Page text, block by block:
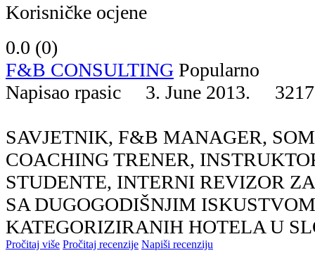
Korisničke ocjene
0.0 (0)
F&B CONSULTING Popularno
Napisao rpasic 3. June 2013. 3217
SAVJETNIK, F&B MANAGER,
COACHING TRENER,
STUDENTE, INTERNI REVIZOR
SA DUGOGODIŠNJIM
KATEGORIZIRANIH HOTELA U
Pročitaj više Pročitaj recenzije Napiši recenziju